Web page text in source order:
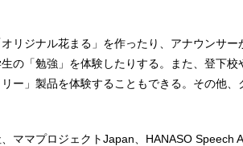
リジナル花まる」を作ったり、アナウンサー
の「勉強」を体験したりする。また、登下校
ー」製品を体験することもできる。その他、
ママプロジェクトJapan、HANASO Speech